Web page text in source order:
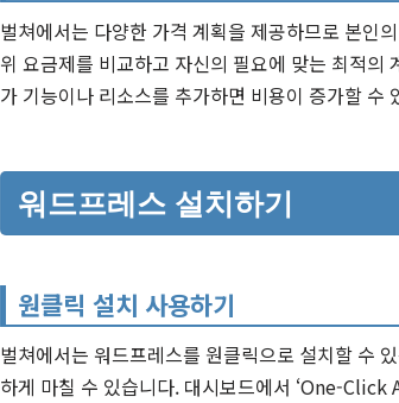
벌쳐에서는 다양한 가격 계획을 제공하므로 본인
위 요금제를 비교하고 자신의 필요에 맞는 최적의
가 기능이나 리소스를 추가하면 비용이 증가할 수
워드프레스 설치하기
원클릭 설치 사용하기
벌쳐에서는 워드프레스를 원클릭으로 설치할 수
하게 마칠 수 있습니다. 대시보드에서 ‘One-Click